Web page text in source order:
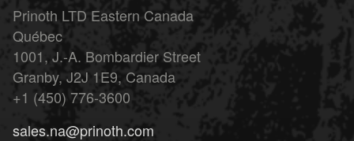
Prinoth LTD Eastern Canada
Québec
1001, J.-A. Bombardier Street
Granby, J2J 1E9, Canada
+1 (450) 776-3600
sales.na@prinoth.com